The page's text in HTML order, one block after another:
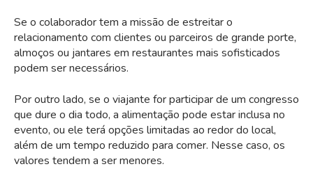
Se o colaborador tem a missão de estreitar o
relacionamento com clientes ou parceiros de grande porte,
almoços ou jantares em restaurantes mais sofisticados
podem ser necessários.
Por outro lado, se o viajante for participar de um congresso
que dure o dia todo, a alimentação pode estar inclusa no
evento, ou ele terá opções limitadas ao redor do local,
além de um tempo reduzido para comer. Nesse caso, os
valores tendem a ser menores.